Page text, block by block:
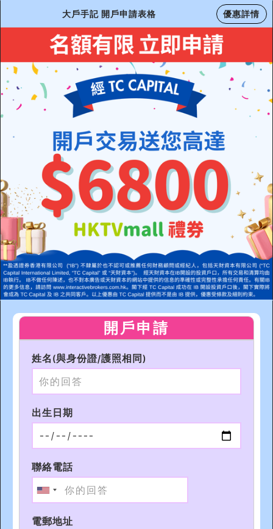
大戶手記 開戶申請表格 優惠詳情
開戶申請
姓名(與身份證/護照相同)
出生日期
聯絡電話
電郵地址